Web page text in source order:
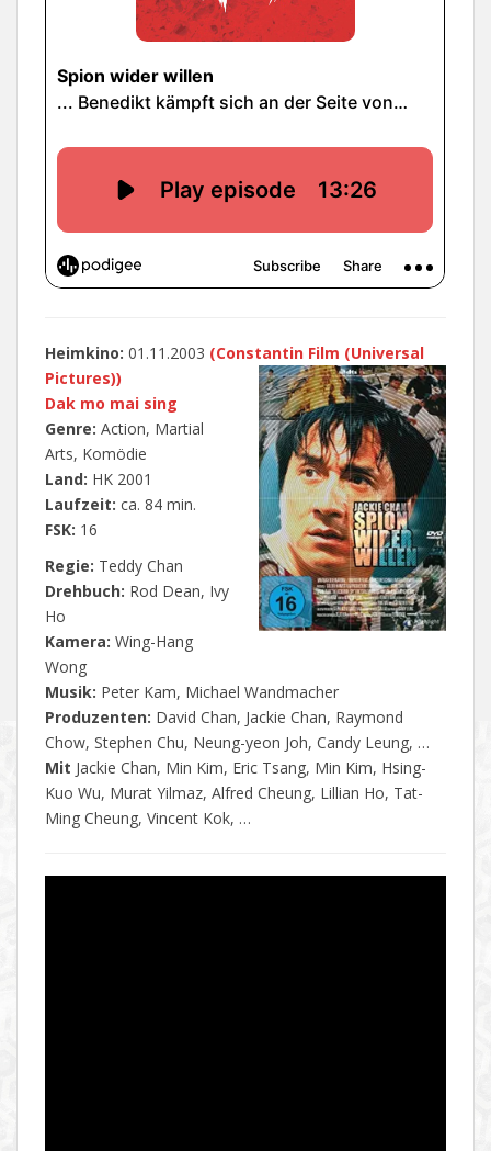
Heimkino: 01.11.2003 (Constantin Film (Universal
Pictures))
Dak mo mai sing
Genre: Action, Martial
Arts, Komödie
Land: HK 2001
Laufzeit: ca. 84 min.
FSK: 16
Regie: Teddy Chan
Drehbuch: Rod Dean, Ivy
Ho
Kamera: Wing-Hang
Wong
Musik: Peter Kam, Michael Wandmacher
Produzenten: David Chan, Jackie Chan, Raymond
Chow, Stephen Chu, Neung-yeon Joh, Candy Leung, …
Mit Jackie Chan, Min Kim, Eric Tsang, Min Kim, Hsing-
Kuo Wu, Murat Yilmaz, Alfred Cheung, Lillian Ho, Tat-
Ming Cheung, Vincent Kok, …